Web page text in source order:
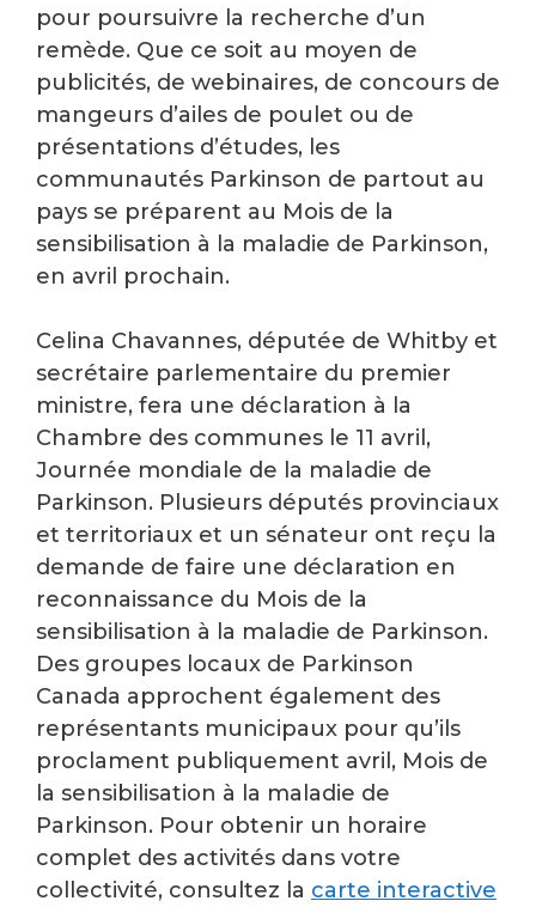
pour poursuivre la recherche d’un
remède. Que ce soit au moyen de
publicités, de webinaires, de concours de
mangeurs d’ailes de poulet ou de
présentations d’études, les
communautés Parkinson de partout au
pays se préparent au Mois de la
sensibilisation à la maladie de Parkinson,
en avril prochain.
Celina Chavannes, députée de Whitby et
secrétaire parlementaire du premier
ministre, fera une déclaration à la
Chambre des communes le 11 avril,
Journée mondiale de la maladie de
Parkinson. Plusieurs députés provinciaux
et territoriaux et un sénateur ont reçu la
demande de faire une déclaration en
reconnaissance du Mois de la
sensibilisation à la maladie de Parkinson.
Des groupes locaux de Parkinson
Canada approchent également des
représentants municipaux pour qu’ils
proclament publiquement avril, Mois de
la sensibilisation à la maladie de
Parkinson. Pour obtenir un horaire
complet des activités dans votre
collectivité, consultez la carte interactive